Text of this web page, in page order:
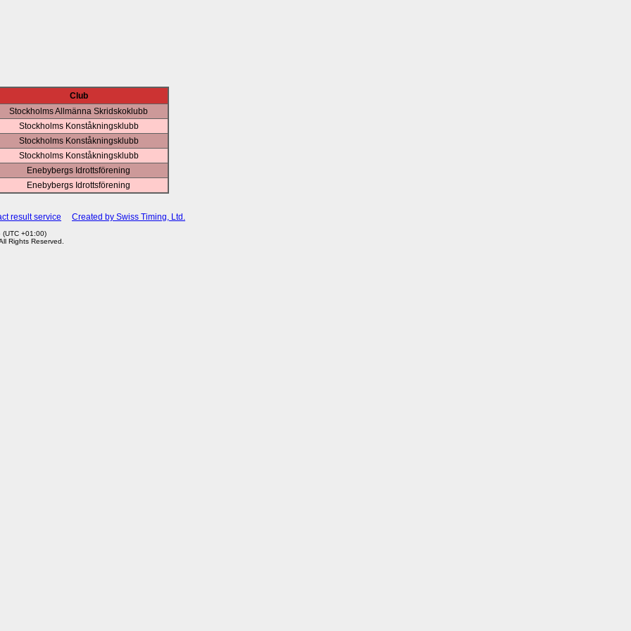
Club
Stockholms Allmänna Skridskoklubb
Stockholms Konståkningsklubb
Stockholms Konståkningsklubb
Stockholms Konståkningsklubb
Enebybergs Idrottsförening
Enebybergs Idrottsförening
result service Created by Swiss Timing, Ltd.
+01:00)
Rights Reserved.